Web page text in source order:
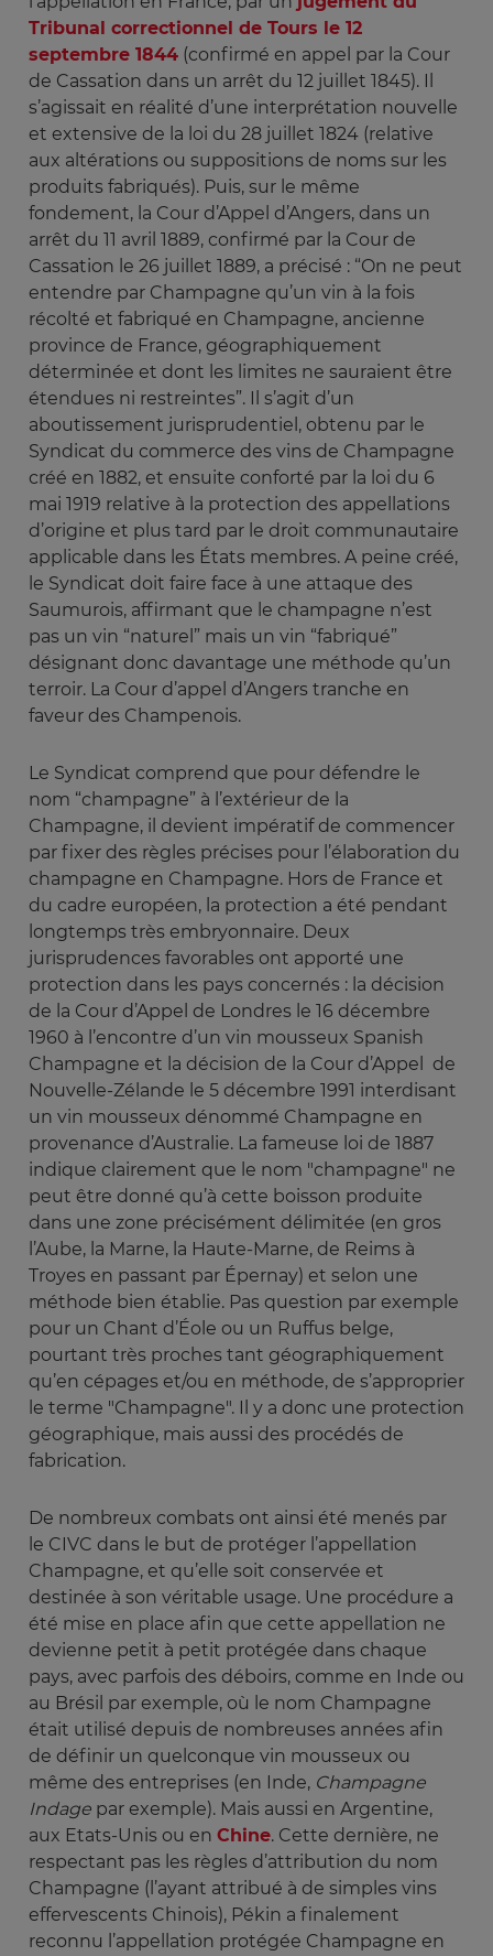
Tribunal correctionnel de Tours le 12
septembre 1844 (confirmé en appel par la Cour
de Cassation dans un arrêt du 12 juillet 1845). Il
s’agissait en réalité d’une interprétation nouvelle
et extensive de la loi du 28 juillet 1824 (relative
aux altérations ou suppositions de noms sur les
produits fabriqués). Puis, sur le même
fondement, la Cour d’Appel d’Angers, dans un
arrêt du 11 avril 1889, confirmé par la Cour de
Cassation le 26 juillet 1889, a précisé : “On ne peut
entendre par Champagne qu’un vin à la fois
récolté et fabriqué en Champagne, ancienne
province de France, géographiquement
déterminée et dont les limites ne sauraient être
étendues ni restreintes”. Il s’agit d’un
aboutissement jurisprudentiel, obtenu par le
Syndicat du commerce des vins de Champagne
créé en 1882, et ensuite conforté par la loi du 6
mai 1919 relative à la protection des appellations
d’origine et plus tard par le droit communautaire
applicable dans les États membres. A peine créé,
le Syndicat doit faire face à une attaque des
Saumurois, affirmant que le champagne n’est
pas un vin “naturel” mais un vin “fabriqué”
désignant donc davantage une méthode qu’un
terroir. La Cour d’appel d’Angers tranche en
faveur des Champenois.
Le Syndicat comprend que pour défendre le
nom “champagne” à l’extérieur de la
Champagne, il devient impératif de commencer
par fixer des règles précises pour l’élaboration du
champagne en Champagne. Hors de France et
du cadre européen, la protection a été pendant
longtemps très embryonnaire. Deux
jurisprudences favorables ont apporté une
protection dans les pays concernés : la décision
de la Cour d’Appel de Londres le 16 décembre
1960 à l’encontre d’un vin mousseux Spanish
Champagne et la décision de la Cour d’Appel de
Nouvelle-Zélande le 5 décembre 1991 interdisant
un vin mousseux dénommé Champagne en
provenance d’Australie. La fameuse loi de 1887
indique clairement que le nom "champagne" ne
peut être donné qu’à cette boisson produite
dans une zone précisément délimitée (en gros
l’Aube, la Marne, la Haute-Marne, de Reims à
Troyes en passant par Épernay) et selon une
méthode bien établie. Pas question par exemple
pour un Chant d’Éole ou un Ruffus belge,
pourtant très proches tant géographiquement
qu’en cépages et/ou en méthode, de s’approprier
le terme "Champagne". Il y a donc une protection
géographique, mais aussi des procédés de
fabrication.
De nombreux combats ont ainsi été menés par
le CIVC dans le but de protéger l’appellation
Champagne, et qu’elle soit conservée et
destinée à son véritable usage. Une procédure a
été mise en place afin que cette appellation ne
devienne petit à petit protégée dans chaque
pays, avec parfois des déboirs, comme en Inde ou
au Brésil par exemple, où le nom Champagne
était utilisé depuis de nombreuses années afin
de définir un quelconque vin mousseux ou
même des entreprises (en Inde, Champagne
Indage par exemple). Mais aussi en Argentine,
aux Etats-Unis ou en Chine. Cette dernière, ne
respectant pas les règles d’attribution du nom
Champagne (l’ayant attribué à de simples vins
effervescents Chinois), Pékin a finalement
reconnu l’appellation protégée Champagne en